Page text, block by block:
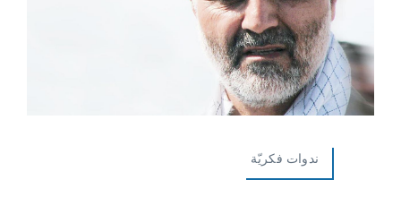
ندوات فكريّة